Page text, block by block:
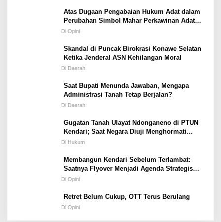
Atas Dugaan Pengabaian Hukum Adat dalam
Perubahan Simbol Mahar Perkawinan Adat
Masyarakat Pulau Wawonii
Di Opini
Skandal di Puncak Birokrasi Konawe Selatan
Ketika Jenderal ASN Kehilangan Moral
Di Daerah
Saat Bupati Menunda Jawaban, Mengapa
Administrasi Tanah Tetap Berjalan?
Di Daerah
Gugatan Tanah Ulayat Ndonganeno di PTUN
Kendari; Saat Negara Diuji Menghormati
Hukum atau Kekuasaan
Di Hukum
Membangun Kendari Sebelum Terlambat:
Saatnya Flyover Menjadi Agenda Strategis
Kota
Di Opini
Retret Belum Cukup, OTT Terus Berulang
Di Opini